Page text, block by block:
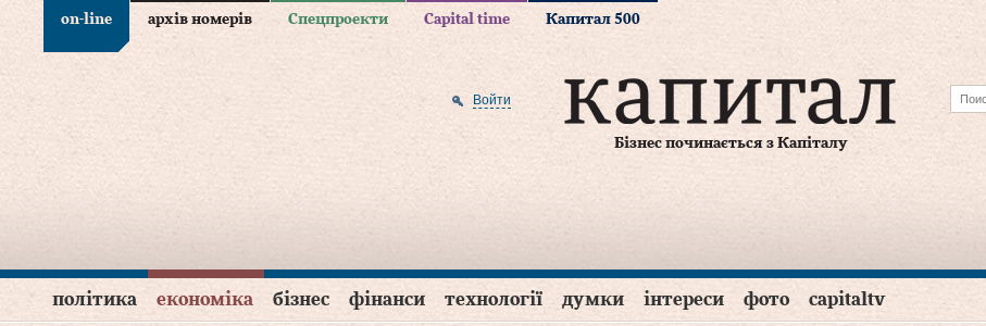
on-line архів номерів Спецпроекти Capital time Капитал 500
Бізнес починається з Капіталу
Войти
політика економіка бізнес фінанси технології думки інтереси фото capitaltv